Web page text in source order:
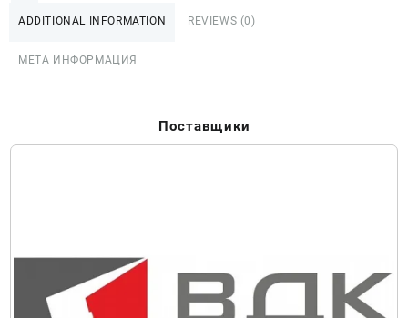
ADDITIONAL INFORMATION REVIEWS (0)
МЕТА ИНФОРМАЦИЯ
Поставщики